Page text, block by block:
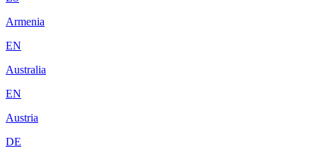
Armenia
EN
Australia
EN
Austria
DE